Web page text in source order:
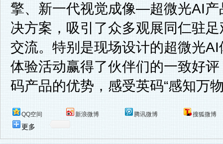
擎、新一代视觉成像—超微光AI产
决方案，吸引了众多观展同仁驻
交流。特别是现场设计的超微光
体验活动赢得了伙伴们的一致好
码产品的优势，感受英码“感知万
QQ空间 新浪微博 腾讯微博 搜狐微博
更多